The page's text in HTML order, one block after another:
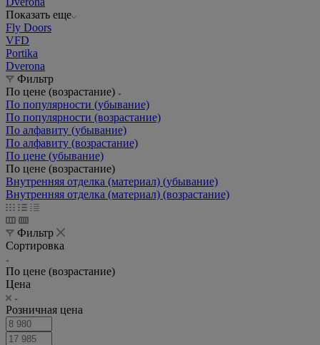
Показать еще
Fly Doors
VFD
Portika
Dverona
Фильтр
По цене (возрастание)
По популярности (убывание)
По популярности (возрастание)
По алфавиту (убывание)
По алфавиту (возрастание)
По цене (убывание)
По цене (возрастание)
Внутренняя отделка (материал) (убывание)
Внутренняя отделка (материал) (возрастание)
Фильтр
Сортировка
По цене (возрастание)
Цена
Розничная цена